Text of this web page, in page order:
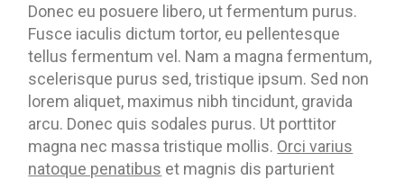
Donec eu posuere libero, ut fermentum purus.
Fusce iaculis dictum tortor, eu pellentesque
tellus fermentum vel. Nam a magna fermentum,
scelerisque purus sed, tristique ipsum. Sed non
lorem aliquet, maximus nibh tincidunt, gravida
arcu. Donec quis sodales purus. Ut porttitor
magna nec massa tristique mollis. Orci varius
natoque penatibus et magnis dis parturient